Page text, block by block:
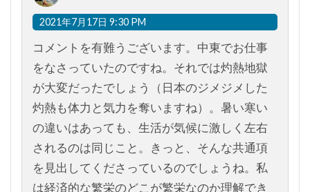
2021年7月17日 9:30 PM
コメントを有難うございます。中東でお仕事
をなさっていたのですね。それでは灼熱地獄
が大変だったでしょう（日本のジメジメした
灼熱も体力と気力を奪いますね）。暑い寒い
の違いはあっても、生活が気候に激しく左右
されるのは同じこと。きっと、そんな共通項
を見出してくださっているのでしょうね。私
は経済的な繁栄のどこが繁栄なのか理解でき